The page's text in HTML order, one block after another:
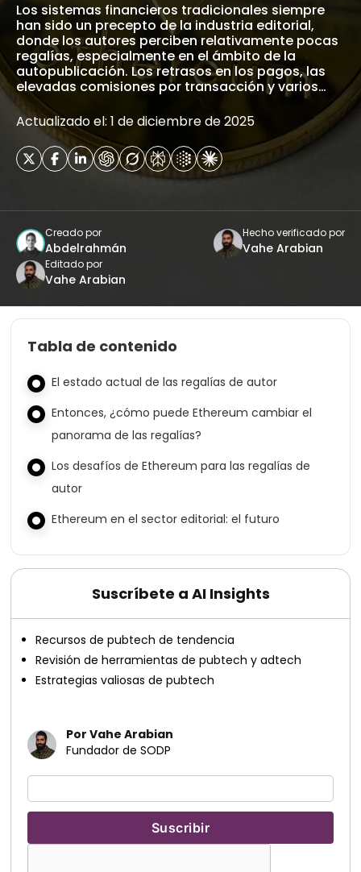
Los sistemas financieros tradicionales siempre
han sido un precepto de la industria editorial,
donde los autores perciben relativamente pocas
regalías, especialmente en el ámbito de la
autopublicación. Los retrasos en los pagos, las
elevadas comisiones por transacción y varios…
Actualizado el: 1 de diciembre de 2025
Creado por
Abdelrahmán
Hecho verificado por
Vahe Arabian
Editado por
Vahe Arabian
Tabla de contenido
El estado actual de las regalías de autor
Entonces, ¿cómo puede Ethereum cambiar el
panorama de las regalías?
Los desafíos de Ethereum para las regalías de
autor
Ethereum en el sector editorial: el futuro
Suscríbete a AI Insights
Recursos de pubtech de tendencia
Revisión de herramientas de pubtech y adtech
Estrategias valiosas de pubtech
Por Vahe Arabian
Fundador de SODP